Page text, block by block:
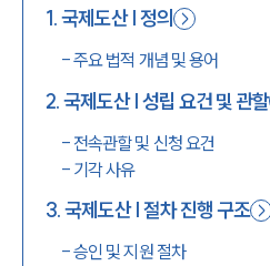
1.국제도산 | 정의
-주요 법적 개념 및 용어
2.국제도산 | 성립 요건 및 관할
- 전속관할 및 신청 요건
- 기각 사유
3.국제도산 | 절차 진행 구조
-승인 및 지원 절차